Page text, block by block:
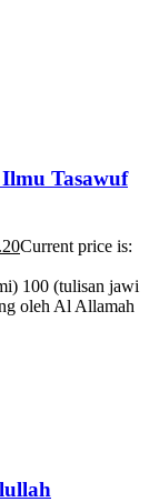
Tasawuf
Current price is:
100 (tulisan jawi
oleh Al Allamah